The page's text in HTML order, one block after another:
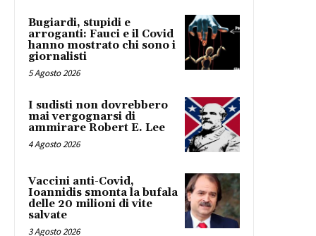
Bugiardi, stupidi e
arroganti: Fauci e il Covid
hanno mostrato chi sono i
giornalisti
5 Agosto 2026
I sudisti non dovrebbero
mai vergognarsi di
ammirare Robert E. Lee
4 Agosto 2026
Vaccini anti-Covid,
Ioannidis smonta la bufala
delle 20 milioni di vite
salvate
3 Agosto 2026